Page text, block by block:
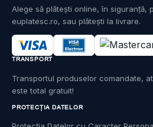
PROTECȚIA DATELOR
Alege să plătești online, în siguranță,
euplatesc.ro, sau plătești la livrare.
TRANSPORT
Transportul produselor comandate,
este total gratuit!